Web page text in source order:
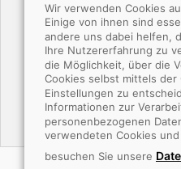
Wir verwenden Cookies
Einige von ihnen sind
andere uns dabei helfen,
Ihre Nutzererfahrung zu
die Möglichkeit, über die
Cookies selbst mittels der
Einstellungen zu
Informationen zur
personenbezogenen
verwendeten Cookies
besuchen Sie unsere